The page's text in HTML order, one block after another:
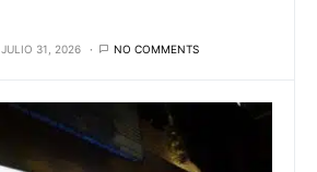
JULIO 31, 2026 NO COMMENTS